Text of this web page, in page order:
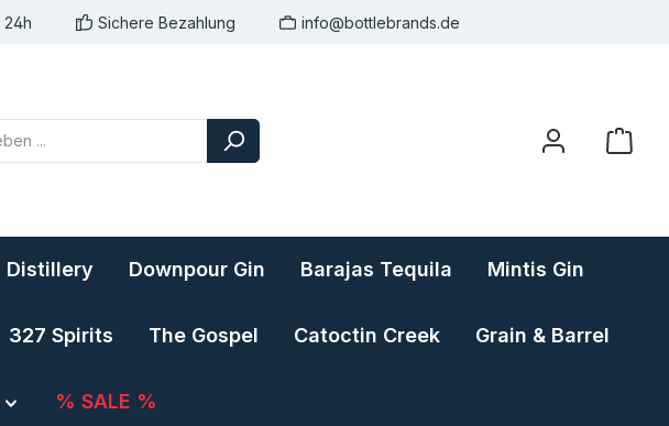
24h Sichere Bezahlung info@bottlebrands.de
Distillery Downpour Gin Barajas Tequila Mintis Gin
327 Spirits The Gospel Catoctin Creek Grain & Barrel
% SALE %